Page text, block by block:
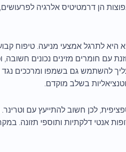
הן דרמטיטיס אלרגיה לפרעושים,
לתרגל אמצעי מניעה. טיפוח
עם חומרים מזינים נכונים
להשתמש גם בשמפו ומרככים נגד
בשלב מוקדם.
לכן חשוב להתייעץ עם
אנטי דלקתיות ותוספי תזונה.